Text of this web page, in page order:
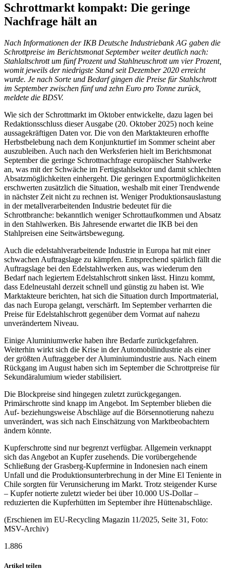
Schrottmarkt kompakt: Die geringe
Nachfrage hält an
Nach Informationen der IKB Deutsche Industriebank AG gaben die
Schrottpreise im Berichtsmonat September weiter deutlich nach:
Stahlaltschrott um fünf Prozent und Stahlneuschrott um vier Prozent,
womit jeweils der niedrigste Stand seit Dezember 2020 erreicht
wurde. Je nach Sorte und Bedarf gingen die Preise für Stahlschrott
im September zwischen fünf und zehn Euro pro Tonne zurück,
meldete die BDSV.
Wie sich der Schrottmarkt im Oktober entwickelte, dazu lagen bei
Redaktionsschluss dieser Ausgabe (20. Oktober 2025) noch keine
aussagekräftigen Daten vor. Die von den Marktakteuren erhoffte
Herbstbelebung nach dem Konjunkturtief im Sommer scheint aber
auszubleiben. Auch nach den Werksferien hielt im Berichtsmonat
September die geringe Schrottnachfrage europäischer Stahlwerke
an, was mit der Schwäche im Fertigstahlsektor und damit schlechten
Absatzmöglichkeiten einhergeht. Die geringen Exportmöglichkeiten
erschwerten zusätzlich die Situation, weshalb mit einer Trendwende
in nächster Zeit nicht zu rechnen ist. Weniger Produktionsauslastung
in der metallverarbeitenden Industrie bedeutet für die
Schrottbranche: bekanntlich weniger Schrottaufkommen und Absatz
in den Stahlwerken. Bis Jahresende erwartet die IKB bei den
Stahlpreisen eine Seitwärtsbewegung.
Auch die edelstahlverarbeitende Industrie in Europa hat mit einer
schwachen Auftragslage zu kämpfen. Entsprechend spärlich fällt die
Auftragslage bei den Edelstahlwerken aus, was wiederum den
Bedarf nach legiertem Edelstahlschrott sinken lässt. Hinzu kommt,
dass Edelneustahl derzeit schnell und günstig zu haben ist. Wie
Marktakteure berichten, hat sich die Situation durch Importmaterial,
das nach Europa gelangt, verschärft. Im September verharrten die
Preise für Edelstahlschrott gegenüber dem Vormat auf nahezu
unverändertem Niveau.
Einige Aluminiumwerke haben ihre Bedarfe zurückgefahren.
Weiterhin wirkt sich die Krise in der Automobilindustrie als einer
der größten Auftraggeber der Aluminiumindustrie aus. Nach einem
Rückgang im August haben sich im September die Schrottpreise für
Sekundäralumium wieder stabilisiert.
Die Blockpreise sind hingegen zuletzt zurückgegangen.
Primärschrotte sind knapp im Angebot. Im September blieben die
Auf- beziehungsweise Abschläge auf die Börsennotierung nahezu
unverändert, was sich nach Einschätzung von Marktbeobachtern
ändern könnte.
Kupferschrotte sind nur begrenzt verfügbar. Allgemein verknappt
sich das Angebot an Kupfer zusehends. Die vorübergehende
Schließung der Grasberg-Kupfermine in Indonesien nach einem
Unfall und die Produktionsunterbrechung in der Mine El Teniente in
Chile sorgten für Verunsicherung im Markt. Trotz steigender Kurse
– Kupfer notierte zuletzt wieder bei über 10.000 US-Dollar –
reduzierten die Kupferhütten im September ihre Hüttenabschläge.
(Erschienen im EU-Recycling Magazin 11/2025, Seite 31, Foto:
MSV-Archiv)
1.886
Artikel teilen